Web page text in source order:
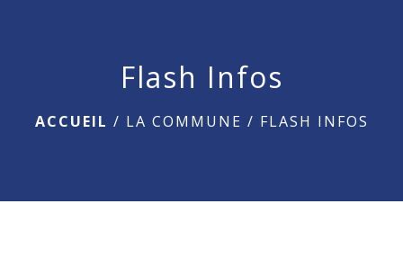
Flash Infos
ACCUEIL / LA COMMUNE / FLASH INFOS